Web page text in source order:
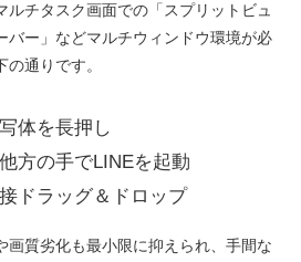
ルチタスク画面での「スプリットビュ
バー」などマルチウィンドウ環境が必
通りです。
体を長押し
方の手でLINEを起動
ドラッグ＆ドロップ
画質劣化も最小限に抑えられ、手間な